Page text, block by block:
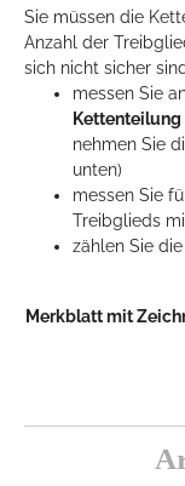
Sie müssen die
Anzahl der
sich nicht sicher
messen Sie
Kettenteilung
nehmen Sie
unten)
messen Sie
Treibglieds
zählen Sie die
Merkblatt mit